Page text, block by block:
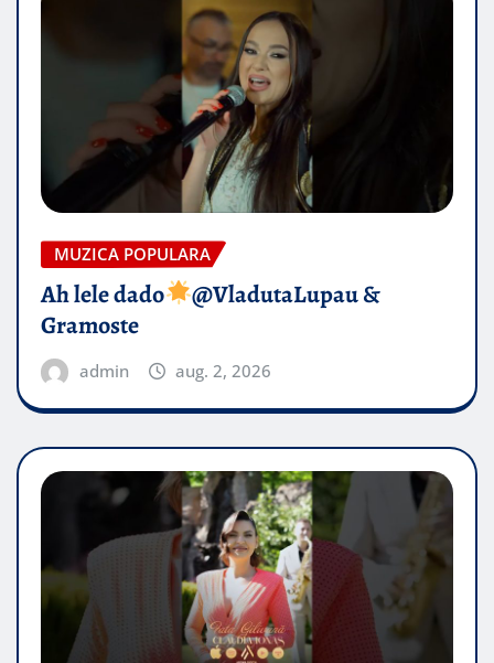
MUZICA POPULARA
Ah lele dado​
@VladutaLupau &
Gramoste
admin aug. 2, 2026